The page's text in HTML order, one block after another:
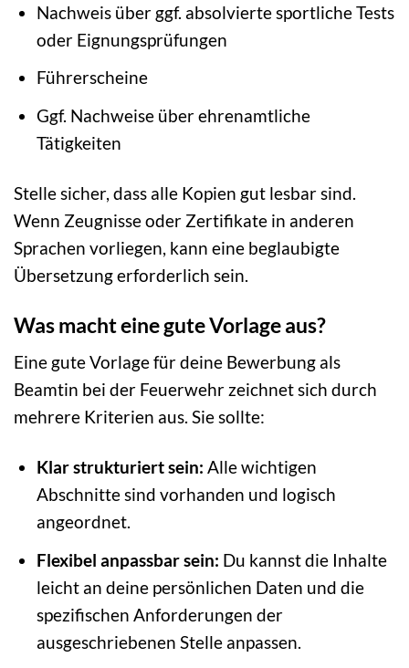
Nachweis über ggf. absolvierte sportliche Tests
oder Eignungsprüfungen
Führerscheine
Ggf. Nachweise über ehrenamtliche
Tätigkeiten
Stelle sicher, dass alle Kopien gut lesbar sind.
Wenn Zeugnisse oder Zertifikate in anderen
Sprachen vorliegen, kann eine beglaubigte
Übersetzung erforderlich sein.
Was macht eine gute Vorlage aus?
Eine gute Vorlage für deine Bewerbung als
Beamtin bei der Feuerwehr zeichnet sich durch
mehrere Kriterien aus. Sie sollte:
Klar strukturiert sein: Alle wichtigen
Abschnitte sind vorhanden und logisch
angeordnet.
Flexibel anpassbar sein: Du kannst die Inhalte
leicht an deine persönlichen Daten und die
spezifischen Anforderungen der
ausgeschriebenen Stelle anpassen.